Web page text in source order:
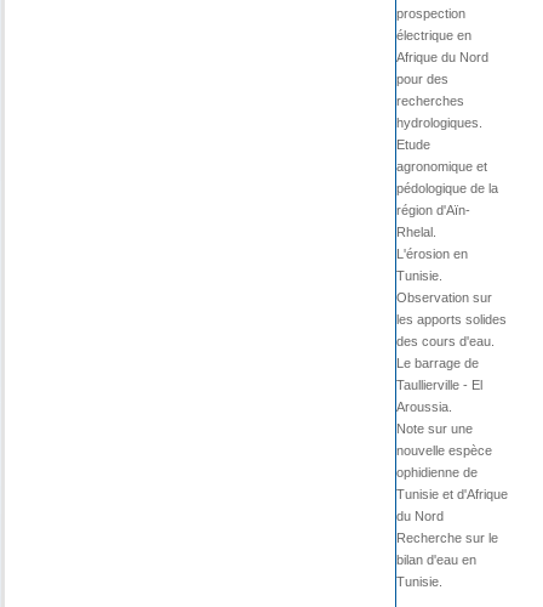
prospection
électrique en
Afrique du Nord
pour des
recherches
hydrologiques.
Etude
agronomique et
pédologique de la
région d'Aïn-
Rhelal.
L'érosion en
Tunisie.
Observation sur
les apports solides
des cours d'eau.
Le barrage de
Taullierville - El
Aroussia.
Note sur une
nouvelle espèce
ophidienne de
Tunisie et d'Afrique
du Nord
Recherche sur le
bilan d'eau en
Tunisie.